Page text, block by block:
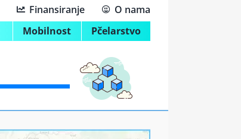
Mobilnost Pčelarstvo
Finansiranje O nama